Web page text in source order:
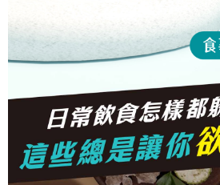
４．使用「AFTEE先享後付」時，將依據個別
時審查核予不同之上限額度；若仍有額度不足
請求用戶進行身份認證。
５．嚴禁一人註冊多個帳號或使用他人資訊註
恩沛科技股份有限公司將有權停止該用戶之使